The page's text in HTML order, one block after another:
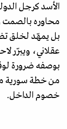
الأسد كرجل
محاوره بالصمت
بل يمهّد لخلق
عقلاني، ويبرّر
بوصفه ضرورة
من خطة سورية
خصوم الداخل.